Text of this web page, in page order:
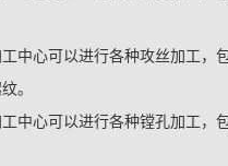
中心可以进行各种攻丝加工，
。
中心可以进行各种镗孔加工，